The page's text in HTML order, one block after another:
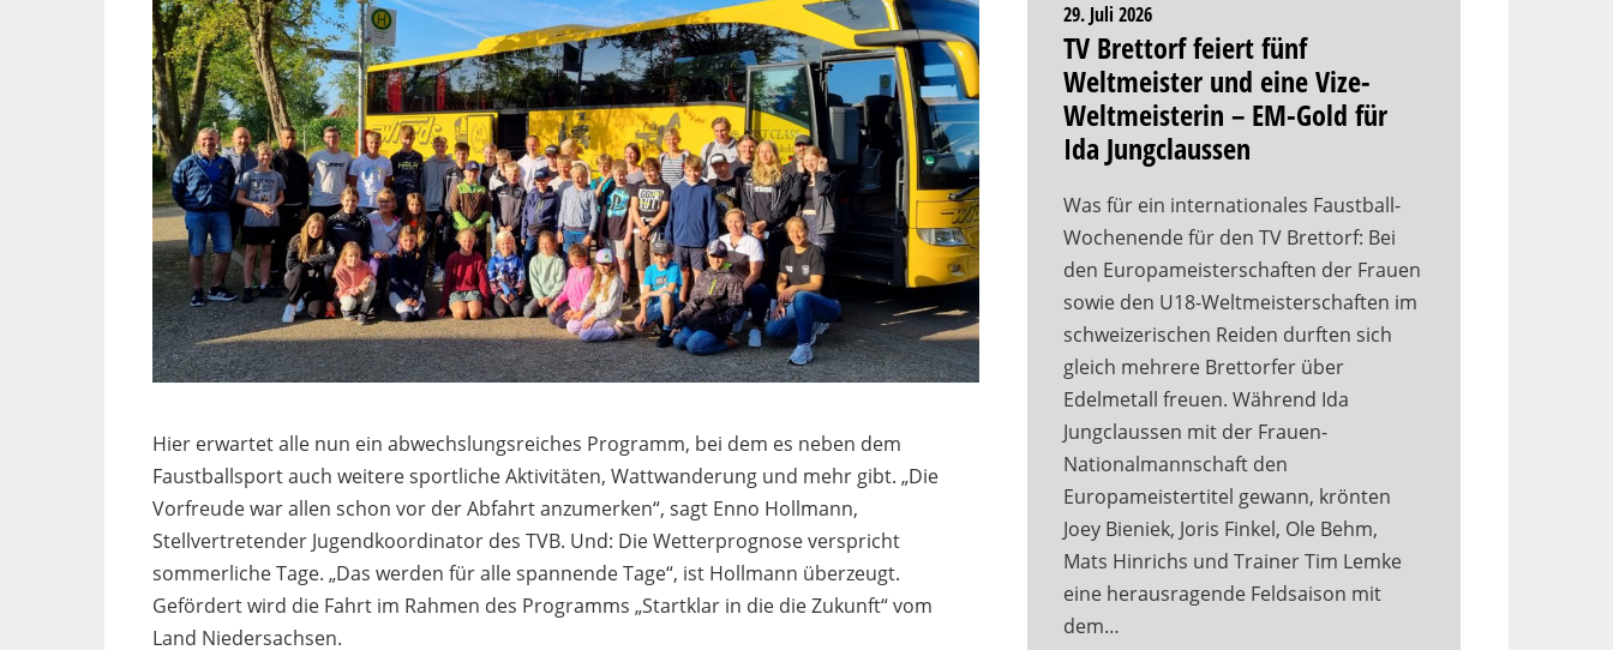
Hier erwartet alle nun ein abwechslungsreiches Programm, bei dem es neben dem
Faustballsport auch weitere sportliche Aktivitäten, Wattwanderung und mehr gibt. „Die
Vorfreude war allen schon vor der Abfahrt anzumerken“, sagt Enno Hollmann,
Stellvertretender Jugendkoordinator des TVB. Und: Die Wetterprognose verspricht
sommerliche Tage. „Das werden für alle spannende Tage“, ist Hollmann überzeugt.
Gefördert wird die Fahrt im Rahmen des Programms „Startklar in die die Zukunft“ vom
Land Niedersachsen.
29. Juli 2026
TV Brettorf feiert fünf
Weltmeister und eine Vize-
Weltmeisterin – EM-Gold für
Ida Jungclaussen
Was für ein internationales Faustball-
Wochenende für den TV Brettorf: Bei
den Europameisterschaften der Frauen
sowie den U18-Weltmeisterschaften im
schweizerischen Reiden durften sich
gleich mehrere Brettorfer über
Edelmetall freuen. Während Ida
Jungclaussen mit der Frauen-
Nationalmannschaft den
Europameistertitel gewann, krönten
Joey Bieniek, Joris Finkel, Ole Behm,
Mats Hinrichs und Trainer Tim Lemke
eine herausragende Feldsaison mit
dem…